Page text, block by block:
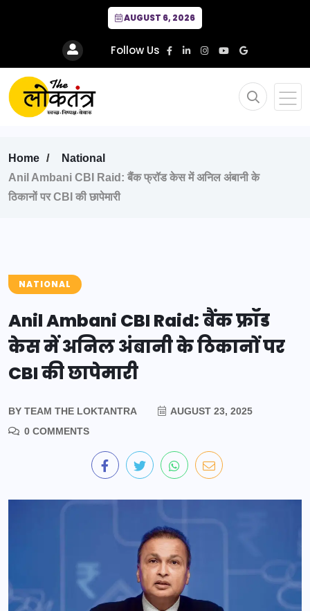
AUGUST 6, 2026
Follow Us
Home
National
Anil Ambani CBI Raid: बैंक फ्रॉड केस में अनिल अंबानी के
ठिकानों पर CBI की छापेमारी
NATIONAL
Anil Ambani CBI Raid: बैंक फ्रॉड
केस में अनिल अंबानी के ठिकानों पर
CBI की छापेमारी
BY TEAM THE LOKTANTRA
AUGUST 23, 2025
0 COMMENTS